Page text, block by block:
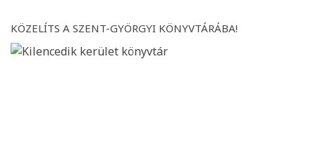
KÖZELÍTS A SZENT-GYÖRGYI KÖNYVTÁRÁBA!